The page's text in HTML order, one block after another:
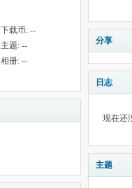
下载币: --
主题: --
相册: --
分享
日志
现在还
主题